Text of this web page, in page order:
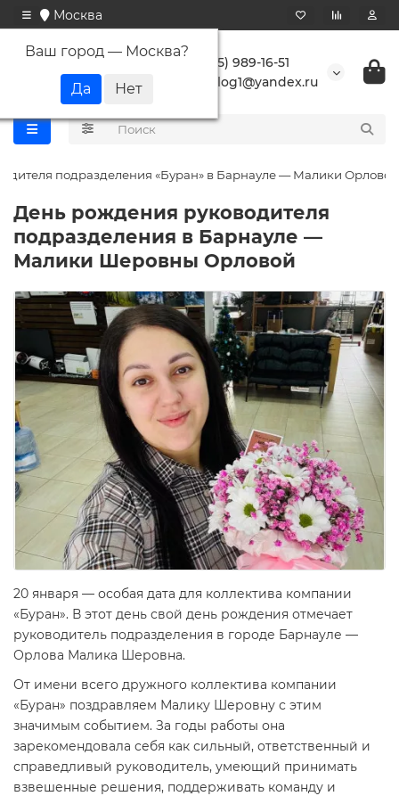
Москва
Ваш город — Москва?
+7 (495) 989-16-51
buranlog1@yandex.ru
подразделения «Буран» в Барнауле — Малики Орловой
День рождения руководителя
подразделения в Барнауле —
Малики Шеровны Орловой
20 января — особая дата для коллектива компании
«Буран». В этот день свой день рождения отмечает
руководитель подразделения в городе Барнауле —
Орлова Малика Шеровна.
От имени всего дружного коллектива компании
«Буран» поздравляем Малику Шеровну с этим
значимым событием. За годы работы она
зарекомендовала себя как сильный, ответственный и
справедливый руководитель, умеющий принимать
взвешенные решения, поддерживать команду и